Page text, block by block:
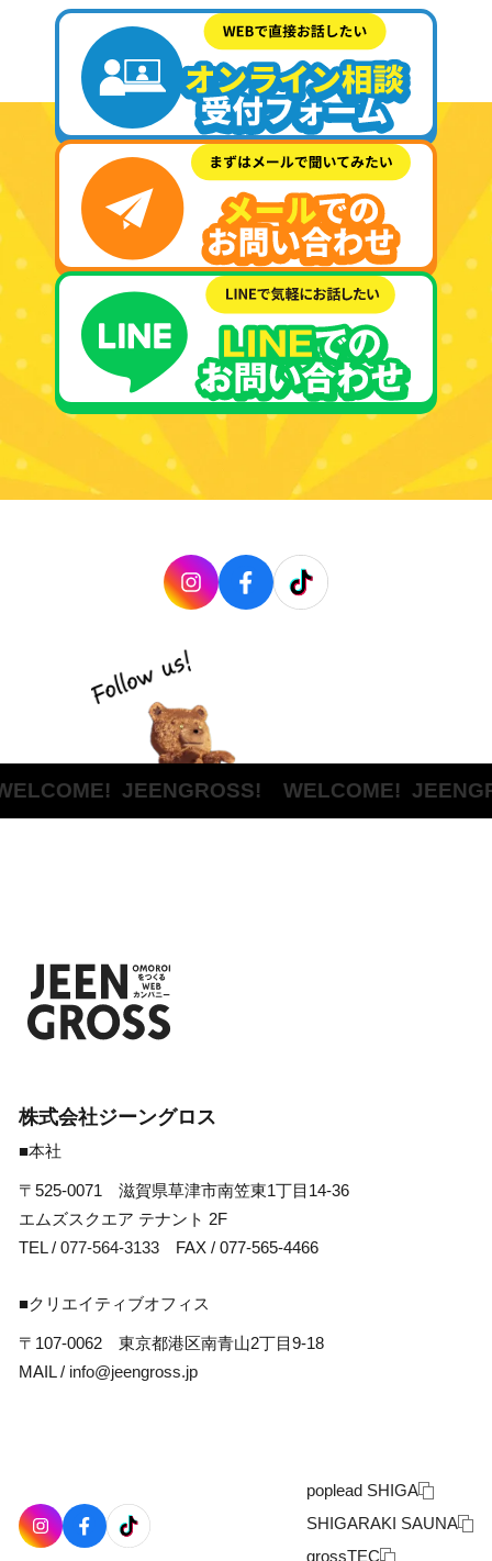
JEENGROSS! WELCOME!
poplead SHIGA
SHIGARAKI SAUNA
grossTEC
株式会社ジーングロス
■本社
〒525-0071 滋賀県草津市南笠東1丁目14-36
エムズスクエア テナント 2F
TEL / 077-564-3133 FAX / 077-565-4466
■クリエイティブオフィス
〒107-0062 東京都港区南青山2丁目9-18
MAIL / info@jeengross.jp